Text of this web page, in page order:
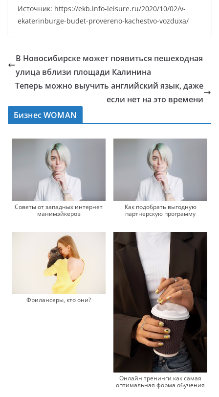
Источник: https://ekb.info-leisure.ru/2020/10/02/v-
ekaterinburge-budet-provereno-kachestvo-vozduxa/
В Новосибирске может появиться пешеходная
улица вблизи площади Калинина
Теперь можно выучить английский язык, даже
если нет на это времени
Бизнес WOMAN
Советы от западных интернет
манимэйкеров
Как подобрать выгодную
партнерскую программу
Фрилансеры, кто они?
Онлайн тренинги как самая
оптимальная форма обучения